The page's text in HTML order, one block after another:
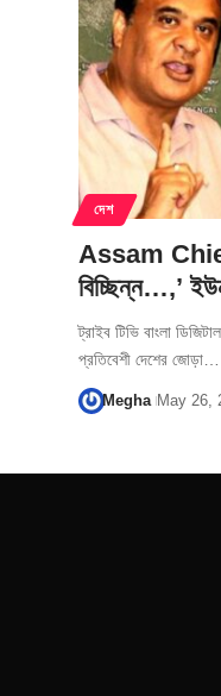
দেশ
Assam Chief
বিচ্ছিন্ন…,’
ট্রাইব টিভি বাংলা
প্রতিবেশী দেশের জোড়া…
Megha May 26,